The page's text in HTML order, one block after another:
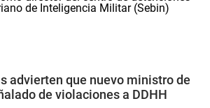
advierten que nuevo ministro de
de violaciones a DDHH